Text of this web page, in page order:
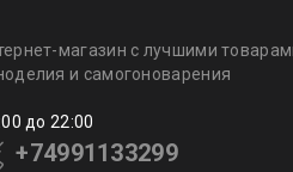
магазин с лучшими
и самогоноварения
до 22:00
+74991133299